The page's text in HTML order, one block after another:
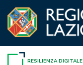
contenuto
RESILIENZA DIGITALE